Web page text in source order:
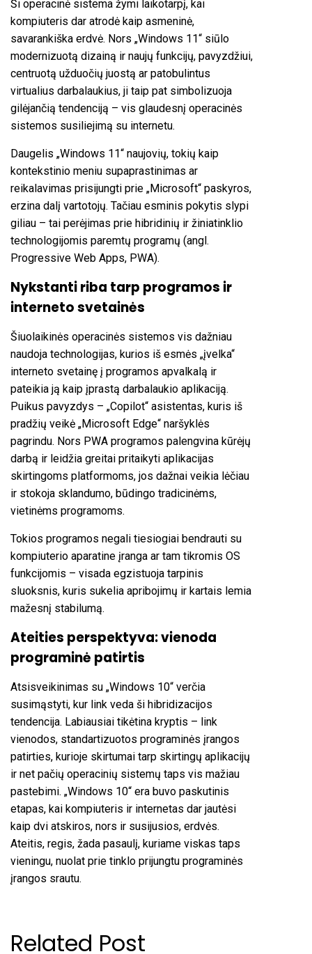
Ši operacinė sistema žymi laikotarpį, kai
kompiuteris dar atrodė kaip asmeninė,
savarankiška erdvė. Nors „Windows 11“ siūlo
modernizuotą dizainą ir naujų funkcijų, pavyzdžiui,
centruotą užduočių juostą ar patobulintus
virtualius darbalaukius, ji taip pat simbolizuoja
gilėjančią tendenciją – vis glaudesnį operacinės
sistemos susiliejimą su internetu.
Daugelis „Windows 11“ naujovių, tokių kaip
kontekstinio meniu supaprastinimas ar
reikalavimas prisijungti prie „Microsoft“ paskyros,
erzina dalį vartotojų. Tačiau esminis pokytis slypi
giliau – tai perėjimas prie hibridinių ir žiniatinklio
technologijomis paremtų programų (angl.
Progressive Web Apps, PWA).
Nykstanti riba tarp programos ir
interneto svetainės
Šiuolaikinės operacinės sistemos vis dažniau
naudoja technologijas, kurios iš esmės „įvelka“
interneto svetainę į programos apvalkalą ir
pateikia ją kaip įprastą darbalaukio aplikaciją.
Puikus pavyzdys – „Copilot“ asistentas, kuris iš
pradžių veikė „Microsoft Edge“ naršyklės
pagrindu. Nors PWA programos palengvina kūrėjų
darbą ir leidžia greitai pritaikyti aplikacijas
skirtingoms platformoms, jos dažnai veikia lėčiau
ir stokoja sklandumo, būdingo tradicinėms,
vietinėms programoms.
Tokios programos negali tiesiogiai bendrauti su
kompiuterio aparatine įranga ar tam tikromis OS
funkcijomis – visada egzistuoja tarpinis
sluoksnis, kuris sukelia apribojimų ir kartais lemia
mažesnį stabilumą.
Ateities perspektyva: vienoda
programinė patirtis
Atsisveikinimas su „Windows 10“ verčia
susimąstyti, kur link veda ši hibridizacijos
tendencija. Labiausiai tikėtina kryptis – link
vienodos, standartizuotos programinės įrangos
patirties, kurioje skirtumai tarp skirtingų aplikacijų
ir net pačių operacinių sistemų taps vis mažiau
pastebimi. „Windows 10“ era buvo paskutinis
etapas, kai kompiuteris ir internetas dar jautėsi
kaip dvi atskiros, nors ir susijusios, erdvės.
Ateitis, regis, žada pasaulį, kuriame viskas taps
vieningu, nuolat prie tinklo prijungtu programinės
įrangos srautu.
Related Post